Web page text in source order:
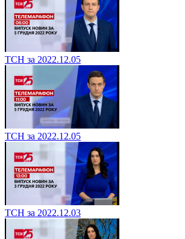
ТСН за 2022.12.05
ТСН за 2022.12.05
ТСН за 2022.12.03